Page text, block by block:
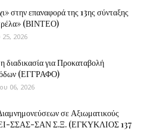
στην επαναφορά της 13ης σύνταξης
(ΒΙΝΤΕΟ)
2026
διαδικασία για Προκαταβολή
(ΕΓΓΡΑΦΟ)
06, 2026
σε Αξιωματικούς
ΣΣΑΣ-ΣΑΝ Σ.Ξ. (ΕΓΚΥΚΛΙΟΣ 137